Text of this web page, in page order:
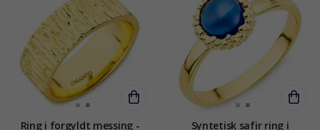
Ring i forgyldt messing -
Syntetisk safir ring i